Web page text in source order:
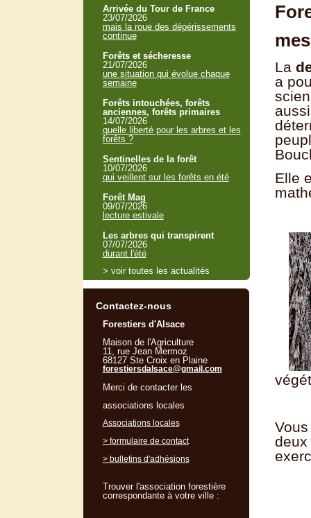
La
a
Elle
deux
Arrivée du Tour de France
23/07/2026
mais la roue des dépérissements
continue
Forêts et sécheresse
21/07/2026
une situation qui évolue chaque
semaine
Forêts intouchées, forêts
anciennes, forêts primaires
14/07/2026
quelle liberté pour les arbres et les
forêts ?
Sentinelles de la forêt
10/07/2026
qui veillent sur les forêts en été
Forêt Mag
09/07/2026
lecture estivale
Les arbres qui transpirent
07/07/2026
durant l'été
> voir toutes les actualités
Contactez-nous
Forestiers d'Alsace
Maison de l'Agriculture
11, rue Jean Mermoz
68127 Ste Croix en Plaine
forestiersdalsace@gmail.com
Merci de contacter les
associations locales
Associations locales
> formulaire de contact
> bulletins d'adhésions
Trouver l'association forestière
correspondante à votre ville :